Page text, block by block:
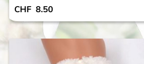
CHF 8.50